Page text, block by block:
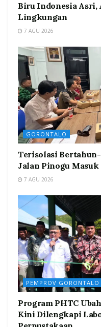
Biru Indonesia Asri,
Lingkungan
7 AGU 2026
GORONTALO
Terisolasi
Jalan Pinogu
7 AGU 2026
PEMPROV GORONTALO
Program PHTC
Kini Dilengkapi